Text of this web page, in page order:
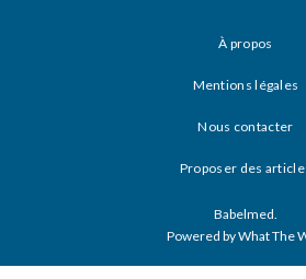
À propos
Mentions légales
Nous contacter
Proposer des
Babelmed.
Powered by What The